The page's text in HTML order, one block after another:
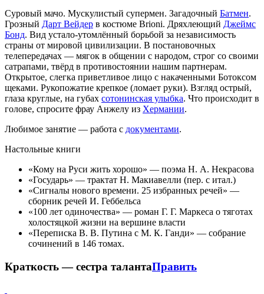
Суровый мачо. Мускулистый супермен. Загадочный Батмен.
Грозный Дарт Вейдер в костюме Brioni. Дряхлеющий Джеймс
Бонд. Вид устало-утомлённый борьбой за независимость
страны от мировой цивилизации. В постановочных
телепередачах — мягок в общении с народом, строг со своими
сатрапами, твёрд в противостоянии нашим партнерам.
Открытое, слегка приветливое лицо с накаченными Ботоксом
щеками. Рукопожатие крепкое (ломает руки). Взгляд острый,
глаза круглые, на губах сотонинская улыбка. Что происходит в
голове, спросите фрау Анжелу из Хермании.
Любимое занятие — работа с документами.
Настольные книги
«Кому на Руси жить хорошо» — поэма Н. А. Некрасова
«Государь» — трактат Н. Макиавелли (пер. с итал.)
«Сигналы нового времени. 25 избранных речей» —
сборник речей И. Геббельса
«100 лет одиночества» — роман Г. Г. Маркеса о тяготах
холостяцкой жизни на вершине власти
«Переписка В. В. Путина с М. К. Ганди» — собрание
сочинений в 146 томах.
Краткость — сестра талантаПравить